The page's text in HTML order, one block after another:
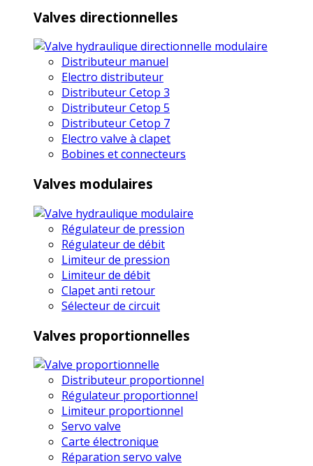
Valves directionnelles
Distributeur manuel
Electro distributeur
Distributeur Cetop 3
Distributeur Cetop 5
Distributeur Cetop 7
Electro valve à clapet
Bobines et connecteurs
Valves modulaires
Régulateur de pression
Régulateur de débit
Limiteur de pression
Limiteur de débit
Clapet anti retour
Sélecteur de circuit
Valves proportionnelles
Distributeur proportionnel
Régulateur proportionnel
Limiteur proportionnel
Servo valve
Carte électronique
Réparation servo valve